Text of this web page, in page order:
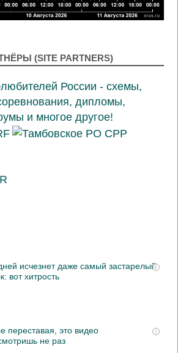
(SITE PARTNERS)
i
исчезнет даже самый застарелый
вот хитрость
i
переставая, это видео
не раз